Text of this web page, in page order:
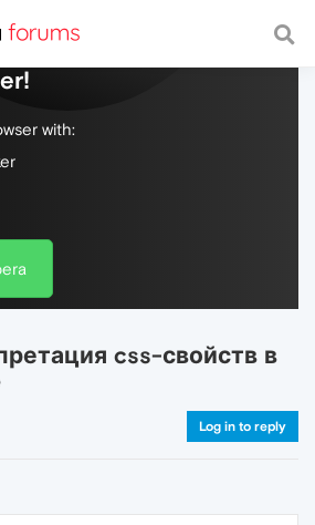
web, with a fast and
with:
css-свойств в
Log in to reply